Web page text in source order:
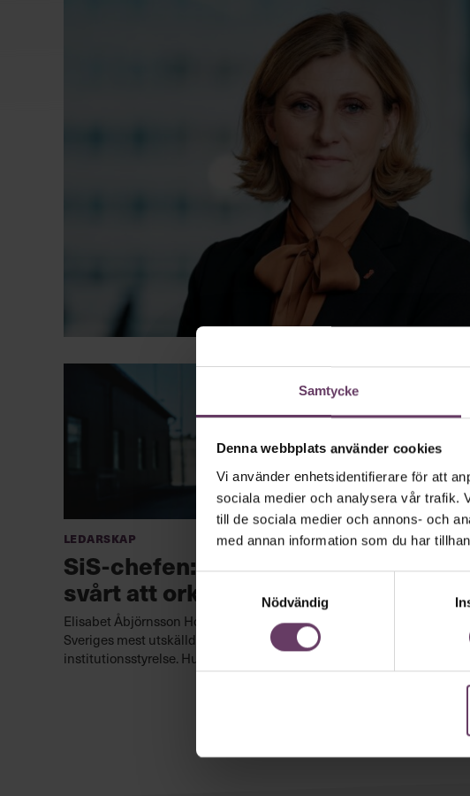
Samtycke
Denna webbplats använder cookies
Vi använder enhetsidentifierare för att
sociala medier och analysera vår trafik.
till de sociala medier och annons- och
med annan information som du har
Nödvändig
Ledarskap
SiS-chefen: ”Det kan vara
svårt att orka”
Elisabet Åbjörnsson Hollmark är generaldirektör för
Sveriges mest utskällda myndighet SiS, Statens
institutionsstyrelse. Hur orkar hon?